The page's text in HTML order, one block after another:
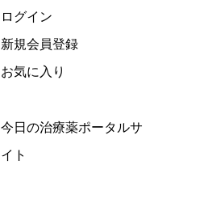
ログイン
新規会員登録
お気に入り
今日の治療薬ポータルサ
イト